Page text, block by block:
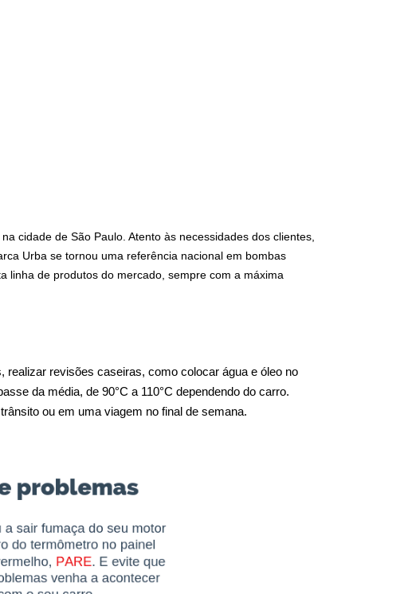
cidade de São Paulo. Atento às necessidades dos clientes,
Urba se tornou uma referência nacional em bombas
linha de produtos do mercado, sempre com a máxima
revisões caseiras, como colocar água e óleo no
da média, de 90°C a 110°C dependendo do carro.
ou em uma viagem no final de semana.